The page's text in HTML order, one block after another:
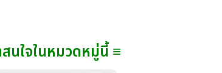
สนใจในหมวดหมู่นี้ ≡